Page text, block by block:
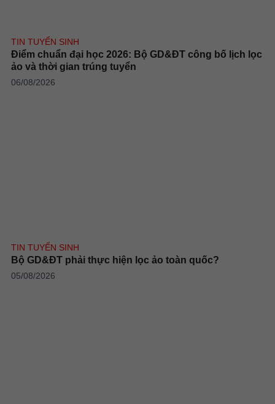
TIN TUYỂN SINH
Điểm chuẩn đại học 2026: Bộ GD&ĐT công bố lịch lọc
ảo và thời gian trúng tuyển
06/08/2026
TIN TUYỂN SINH
Bộ GD&ĐT phải thực hiện lọc ảo toàn quốc?
05/08/2026